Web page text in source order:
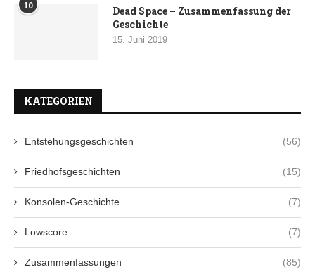
10
Dead Space – Zusammenfassung der
Geschichte
15. Juni 2019
KATEGORIEN
Entstehungsgeschichten (56)
Friedhofsgeschichten (15)
Konsolen-Geschichte (7)
Lowscore (7)
Zusammenfassungen (85)